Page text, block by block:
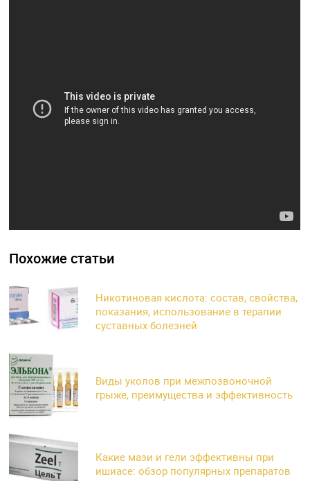
Похожие статьи
Никотиновая кислота: состав, свойства,
показания, использование в терапии
суставных болезней
Виды уколов при межпозвоночной
грыже, преимущества и эффективность
Какие мази и гели эффективны при
ишиасе: обзор популярных препаратов